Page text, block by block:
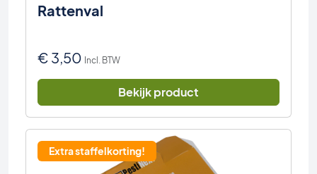
Rattenval
€ 3,50 Incl. BTW
Bekijk product
Extra staffelkorting!